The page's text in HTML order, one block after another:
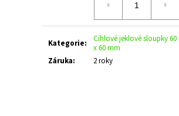
Kategorie:
Cihlové jeklové sloupky 60
x 60 mm
Záruka: 2 roky